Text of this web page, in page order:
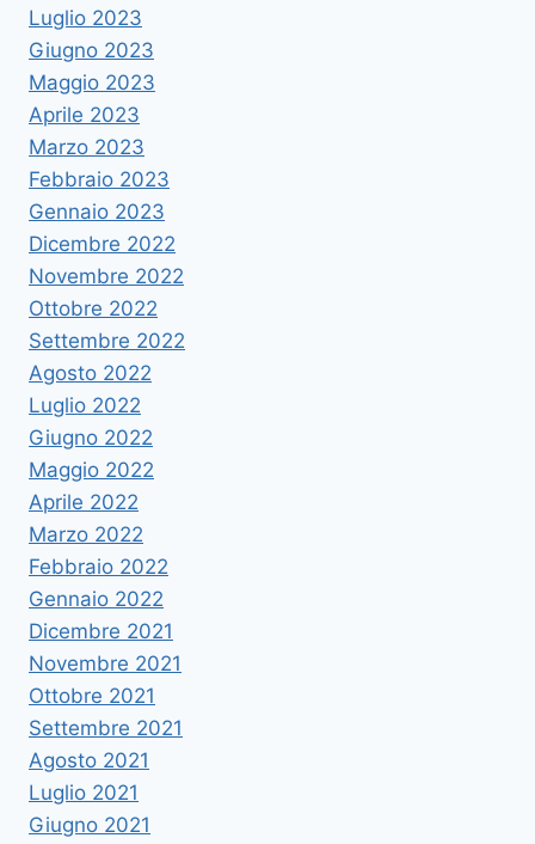
Luglio 2023
Giugno 2023
Maggio 2023
Aprile 2023
Marzo 2023
Febbraio 2023
Gennaio 2023
Dicembre 2022
Novembre 2022
Ottobre 2022
Settembre 2022
Agosto 2022
Luglio 2022
Giugno 2022
Maggio 2022
Aprile 2022
Marzo 2022
Febbraio 2022
Gennaio 2022
Dicembre 2021
Novembre 2021
Ottobre 2021
Settembre 2021
Agosto 2021
Luglio 2021
Giugno 2021